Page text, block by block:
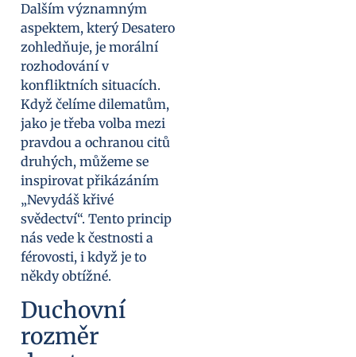
Dalším významným
aspektem, který Desatero
zohledňuje, je morální
rozhodování v
konfliktních situacích.
Když čelíme dilematům,
jako je třeba volba mezi
pravdou a ochranou citů
druhých, můžeme se
inspirovat přikázáním
„Nevydáš křivé
svědectví“. Tento princip
nás vede k čestnosti a
férovosti, i když je to
někdy obtížné.
Duchovní
rozměr